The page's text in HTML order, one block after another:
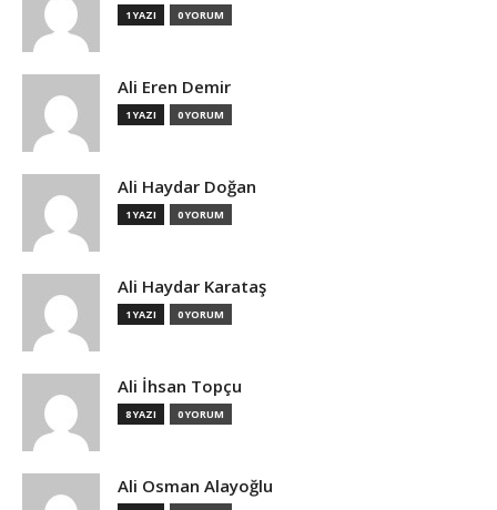
1 YAZI 0 YORUM
Ali Eren Demir
1 YAZI 0 YORUM
Ali Haydar Doğan
1 YAZI 0 YORUM
Ali Haydar Karataş
1 YAZI 0 YORUM
Ali İhsan Topçu
8 YAZI 0 YORUM
Ali Osman Alayoğlu